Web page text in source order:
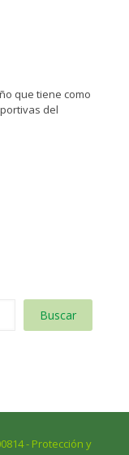
que tiene como
del
Buscar
- Protección y